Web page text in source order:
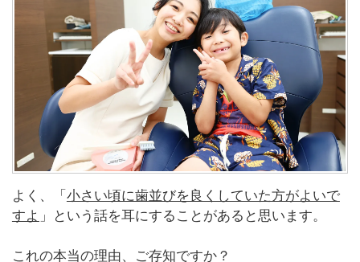
よく、「 小さい頃に歯並びを良くしていた方がよいで
すよ 」という話を耳にすることがあると思います。
これの本当の理由、ご存知ですか？